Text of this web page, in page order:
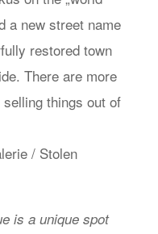
a new street name
restored town
There are more
things out of
/ Stolen
is a unique spot